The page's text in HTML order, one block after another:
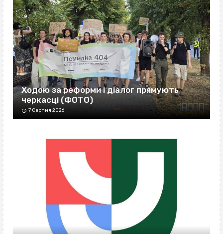
Ходою за реформи і діалог прямують
черкасці (ФОТО)
7 Серпня 2026